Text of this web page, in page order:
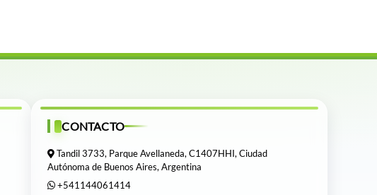
CONTACTO
Tandil 3733, Parque Avellaneda, C1407HHI, Ciudad
Autónoma de Buenos Aires, Argentina
+541144061414